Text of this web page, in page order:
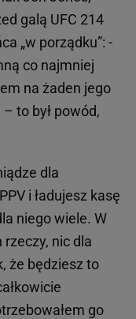
galą UFC 214
„w porządku”: -
co najmniej
na żaden jego
to był powód,
dla
i ładujesz kasę
niego wiele. W
nic dla
że będziesz to
go